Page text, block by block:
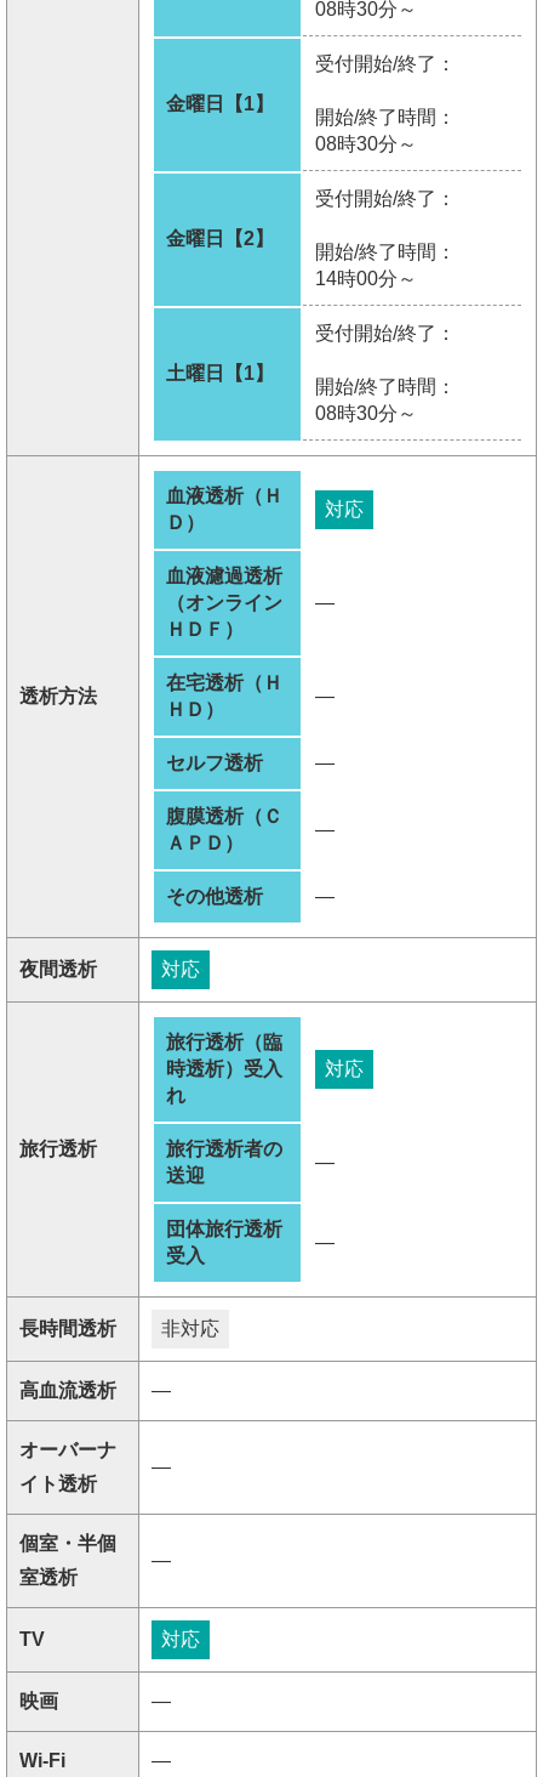
08時30分～
金曜日【1】
受付開始/終了：
開始/終了時間：
08時30分～
金曜日【2】
受付開始/終了：
開始/終了時間：
14時00分～
土曜日【1】
受付開始/終了：
開始/終了時間：
08時30分～
透析方法
血液透析（Ｈ
Ｄ）
対応
血液濾過透析
（オンライン
ＨＤＦ）
―
在宅透析（Ｈ
ＨＤ）
―
セルフ透析 ―
腹膜透析（Ｃ
ＡＰＤ）
―
その他透析 ―
夜間透析 対応
旅行透析
旅行透析（臨
時透析）受入
れ
対応
旅行透析者の
送迎
―
団体旅行透析
受入
―
長時間透析 非対応
高血流透析 ―
オーバーナ
イト透析
―
個室・半個
室透析
―
TV 対応
映画 ―
Wi-Fi ―